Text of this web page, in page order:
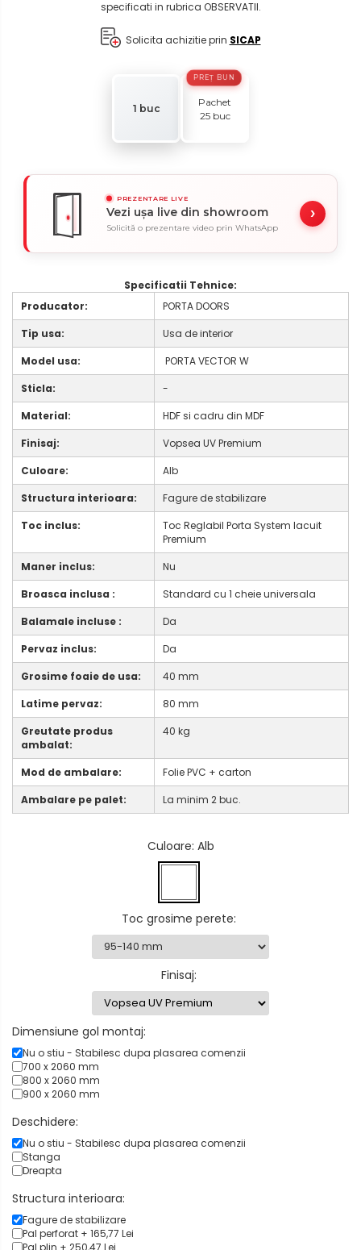
specificati in rubrica OBSERVATII.
Solicita achizitie prin SICAP
1 buc
Pachet
25 buc
PREȚ BUN
PREZENTARE LIVE
Vezi ușa live din showroom
Solicită o prezentare video prin WhatsApp
›
Specificatii Tehnice:
Producator:
PORTA DOORS
Tip usa:
Usa de interior
Model usa:
PORTA VECTOR W
Sticla:
-
Material:
HDF si cadru din MDF
Finisaj:
Vopsea UV Premium
Culoare:
Alb
Structura interioara:
Fagure de stabilizare
Toc inclus:
Toc Reglabil Porta System lacuit
Premium
Maner inclus:
Nu
Broasca inclusa :
Standard cu 1 cheie universala
Balamale incluse :
Da
Pervaz inclus:
Da
Grosime foaie de usa:
40 mm
Latime pervaz:
80 mm
Greutate produs
ambalat:
40 kg
Mod de ambalare:
Folie PVC + carton
Ambalare pe palet:
La minim 2 buc.
Culoare: Alb
Toc grosime perete:
Finisaj:
Dimensiune gol montaj:
Nu o stiu - Stabilesc dupa plasarea comenzii
700 x 2060 mm
800 x 2060 mm
900 x 2060 mm
Deschidere:
Nu o stiu - Stabilesc dupa plasarea comenzii
Stanga
Dreapta
Structura interioara:
Fagure de stabilizare
Pal perforat + 165,77 Lei